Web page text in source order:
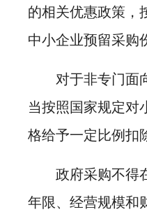
的相关优惠政策，
中小企业预留采购
对于非专门面
当按照国家规定对
格给予一定比例扣
政府采购不得
年限、经营规模和